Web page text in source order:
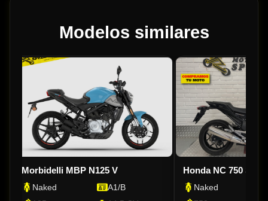
Modelos similares
Morbidelli MBP N125 V
Naked
A1/B
Honda NC 750 S
Naked